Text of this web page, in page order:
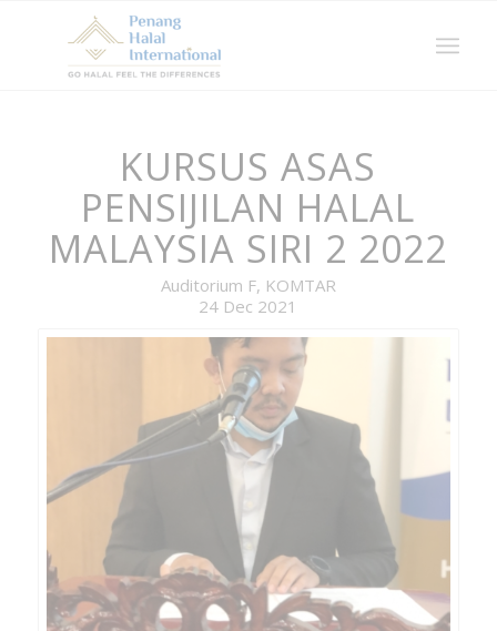
KURSUS ASAS
PENSIJILAN HALAL
MALAYSIA SIRI 2 2022
Auditorium F, KOMTAR
24 Dec 2021